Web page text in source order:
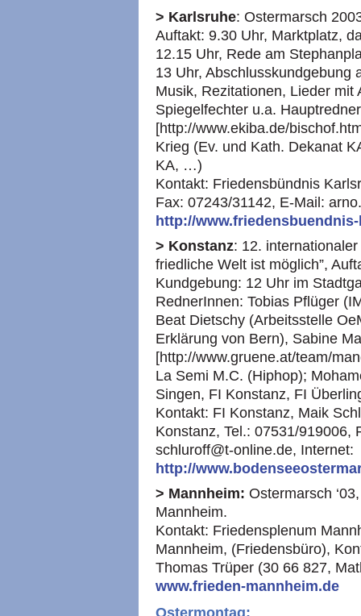
> Karlsruhe: Ostermarsch
Auftakt: 9.30 Uhr, Marktplatz,
12.15 Uhr, Rede am
13 Uhr, Abschlusskundgebung
Musik, Rezitationen, Lieder mit
Spiegelfechter u.a.
[http://www.ekiba.de/
Krieg (Ev. und Kath. Dekanat
KA, …)
Kontakt: Friedensbündnis
Fax: 07243/31142, E-Mail:
http://www.friedensbuendnis-
> Konstanz: 12.
friedliche Welt ist möglich”,
Kundgebung: 12 Uhr im
RednerInnen: Tobias Pflüger
Beat Dietschy (Arbeitsstelle
Erklärung von Bern), Sabine
[http://www.gruene.at/team/
La Semi M.C. (Hiphop);
Singen, FI Konstanz, FI
Kontakt: FI Konstanz, Maik
Konstanz, Tel.: 07531/919006,
schluroff@t-online.de, Internet:
http://
> Mannheim: Ostermarsch
Mannheim.
Kontakt: Friedensplenum
Mannheim, (Friedensbüro),
Thomas Trüper (30 66 827,
www.frieden-mannheim.de
Ostermontag: